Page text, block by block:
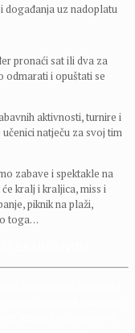
događanja uz nadoplatu
pronaći sat ili dva za
odmarati i opuštati se
aktivnosti, turnire i
natječu za svoj tim
zabave i spektakle na
kralj i kraljica, miss i
piknik na plaži,
toga…